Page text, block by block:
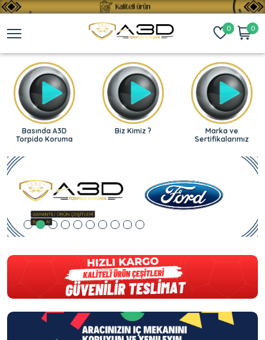
0 0
Basında A3D
Torpido Koruma
Biz Kimiz ?
Marka ve
Sertifikalarımız